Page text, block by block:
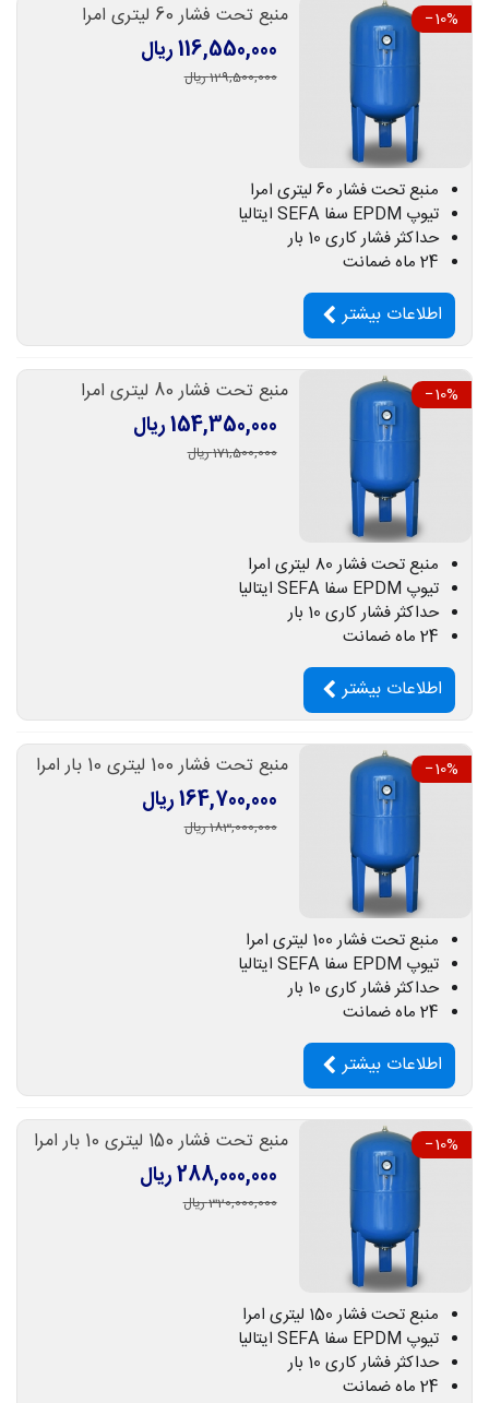
‎−10% منبع تحت فشار 60 لیتری امرا
116,550,000 ریال
129,500,000 ریال
منبع تحت فشار 60 لیتری امرا
تیوپ EPDM سفا SEFA ایتالیا
حداکثر فشار کاری 10 بار
24 ماه ضمانت
اطلاعات بیشتر
‎−10% منبع تحت فشار 80 لیتری امرا
154,350,000 ریال
171,500,000 ریال
منبع تحت فشار 80 لیتری امرا
تیوپ EPDM سفا SEFA ایتالیا
حداکثر فشار کاری 10 بار
24 ماه ضمانت
اطلاعات بیشتر
‎−10% منبع تحت فشار 100 لیتری 10 بار امرا
164,700,000 ریال
183,000,000 ریال
منبع تحت فشار 100 لیتری امرا
تیوپ EPDM سفا SEFA ایتالیا
حداکثر فشار کاری 10 بار
24 ماه ضمانت
اطلاعات بیشتر
‎−10% منبع تحت فشار 150 لیتری 10 بار امرا
288,000,000 ریال
320,000,000 ریال
منبع تحت فشار 150 لیتری امرا
تیوپ EPDM سفا SEFA ایتالیا
حداکثر فشار کاری 10 بار
24 ماه ضمانت